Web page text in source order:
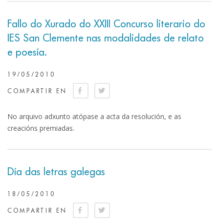
Fallo do Xurado do XXIII Concurso literario do
IES San Clemente nas modalidades de relato
e poesía.
19/05/2010
COMPARTIR EN
No arquivo adxunto atópase a acta da resolución, e as
creacións premiadas.
Día das letras galegas
18/05/2010
COMPARTIR EN